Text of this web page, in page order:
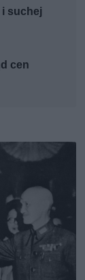
i suchej
cen